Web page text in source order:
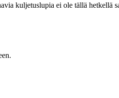
kuljetuslupia ei ole tällä hetkellä